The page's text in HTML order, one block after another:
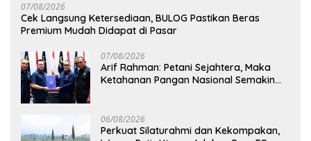
07/08/2026
Cek Langsung Ketersediaan, BULOG Pastikan Beras
Premium Mudah Didapat di Pasar
07/08/2026
Arif Rahman: Petani Sejahtera, Maka
Ketahanan Pangan Nasional Semakin
06/08/2026
Perkuat Silaturahmi dan Kekompakan,